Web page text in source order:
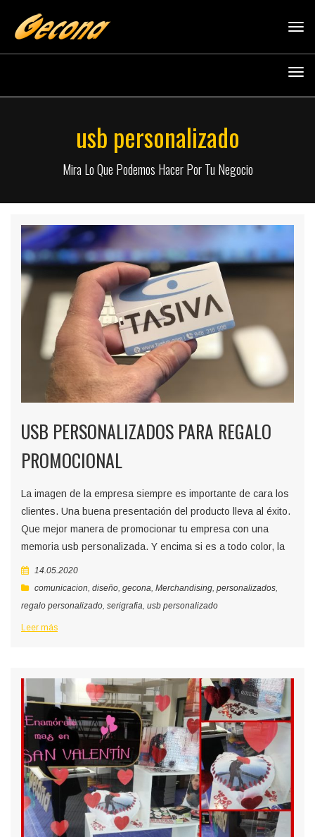
usb personalizado
Mira Lo Que Podemos Hacer Por Tu Negocio
USB PERSONALIZADOS PARA REGALO
PROMOCIONAL
La imagen de la empresa siempre es importante de cara los
clientes. Una buena presentación del producto lleva al éxito.
Que mejor manera de promocionar tu empresa con una
memoria usb personalizada. Y encima si es a todo color, la
14.05.2020
comunicacion, diseño, gecona, Merchandising, personalizados,
regalo personalizado, serigrafia, usb personalizado
Leer más